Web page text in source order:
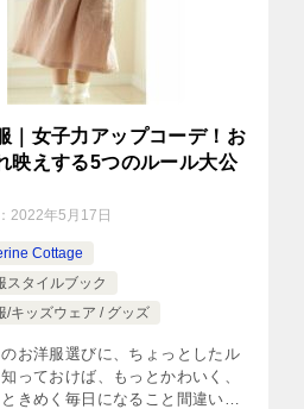
｜女子力アップコーデ！お
映えする5つのルール大公
2022年5月17日
Cottage
スタイルブック
/キッズウェア / グッズ
お洋服選びに、ちょっとしたル
っておけば、もっとかわいく、
きめく毎日になること間違いな